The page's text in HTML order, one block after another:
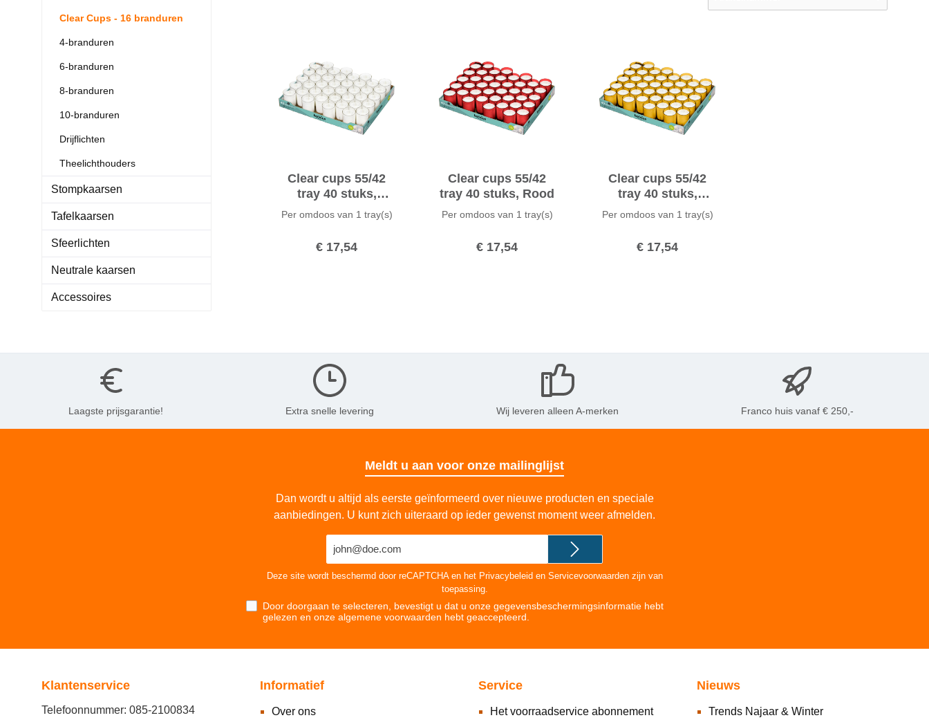
Clear Cups - 16 branduren
4-branduren
6-branduren
8-branduren
10-branduren
Drijflichten
Theelichthouders
Stompkaarsen
Tafelkaarsen
Sfeerlichten
Neutrale kaarsen
Accessoires
Clear cups 55/42
tray 40 stuks,
Transparant
Per omdoos van 1 tray(s)
€ 17,54
Clear cups 55/42
tray 40 stuks, Rood
Per omdoos van 1 tray(s)
€ 17,54
Clear cups 55/42
tray 40 stuks,
Amber
Per omdoos van 1 tray(s)
€ 17,54
Laagste prijsgarantie! Extra snelle levering Wij leveren alleen A-merken Franco huis vanaf € 250,-
Meldt u aan voor onze mailinglijst
Dan wordt u altijd als eerste geïnformeerd over nieuwe producten en speciale
aanbiedingen. U kunt zich uiteraard op ieder gewenst moment weer afmelden.
Deze site wordt beschermd door reCAPTCHA en het Privacybeleid en Servicevoorwaardenzijn van
toepassing.
Door doorgaan te selecteren, bevestigt u dat u onze gegevensbeschermingsinformatie hebt
gelezen en onze algemene voorwaarden hebt geaccepteerd
Klantenservice
Telefoonnummer: 085-2100834
Informatief
Over ons
Service
Het voorraadservice abonnement
Nieuws
Trends Najaar & Winter